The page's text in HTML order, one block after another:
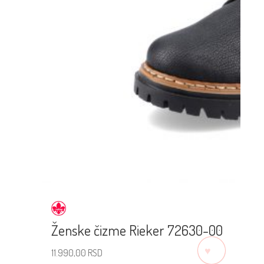
Ženske čizme Rieker 72630-00
11.990,00 RSD